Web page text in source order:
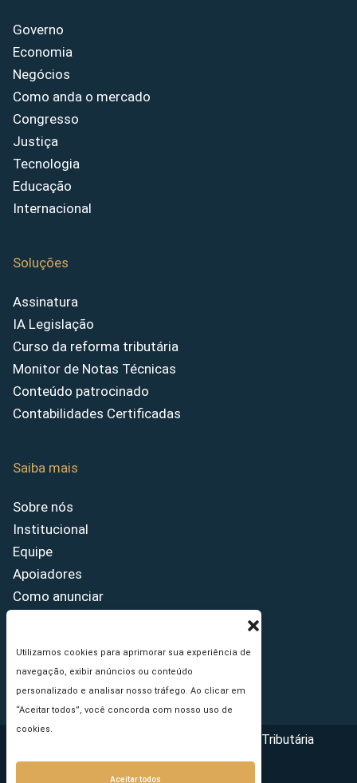
Utilizamos cookies para aprimorar sua experiência de
navegação, exibir anúncios ou conteúdo
personalizado e analisar nosso tráfego. Ao clicar em
“Aceitar todos”, você concorda com nosso uso de
cookies.
Aceitar todos
Governo
Economia
Negócios
Como anda o mercado
Congresso
Justiça
Tecnologia
Educação
Internacional
Soluções
Assinatura
IA Legislação
Curso da reforma tributária
Monitor de Notas Técnicas
Conteúdo patrocinado
Contabilidades Certificadas
Saiba mais
Sobre nós
Institucional
Equipe
Apoiadores
Como anunciar
Princípios Editoriais
Copyright © 2026 - Portal da Reforma Tributária